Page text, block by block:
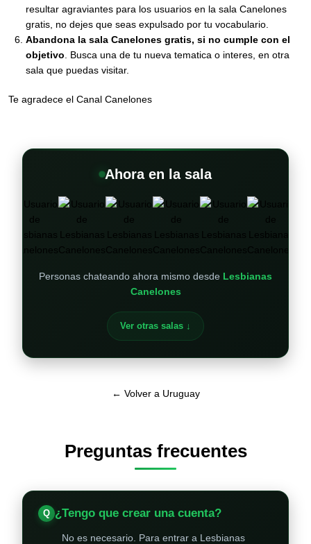
resultar agraviantes para los usuarios en la sala Canelones
gratis, no dejes que seas expulsado por tu vocabulario.
Abandona la sala Canelones gratis, si no cumple con el
objetivo . Busca una de tu nueva tematica o interes, en otra
sala que puedas visitar.
Te agradece el Canal Canelones
Ahora en la sala
Personas chateando ahora mismo desde Lesbianas
Canelones
Ver otras salas ↓
← Volver a Uruguay
Preguntas frecuentes
¿Tengo que crear una cuenta?
No es necesario. Para entrar a Lesbianas